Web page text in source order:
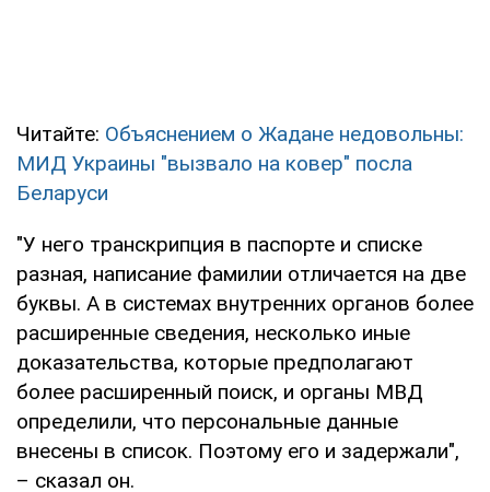
Читайте: Объяснением о Жадане недовольны:
МИД Украины "вызвало на ковер" посла
Беларуси
"У него транскрипция в паспорте и списке
разная, написание фамилии отличается на две
буквы. А в системах внутренних органов более
расширенные сведения, несколько иные
доказательства, которые предполагают
более расширенный поиск, и органы МВД
определили, что персональные данные
внесены в список. Поэтому его и задержали",
– сказал он.